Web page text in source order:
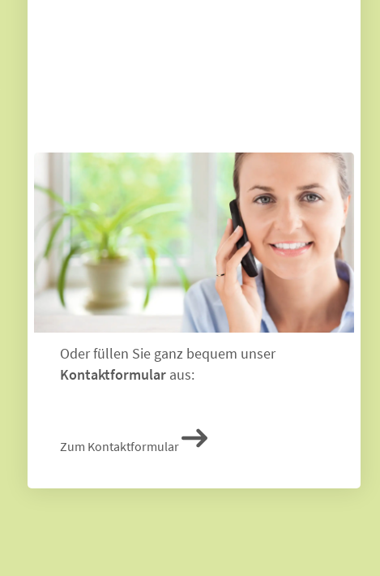
Persönlich für Sie erreichbar
E-Mail:info@landhaus-kueche.de
Telefon: 0521 - 93 45 96 17
Mo. - Fr. von 08.00 bis 18.00 Uhr
Oder füllen Sie ganz bequem unser
Kontaktformular aus:
Zum Kontaktformular